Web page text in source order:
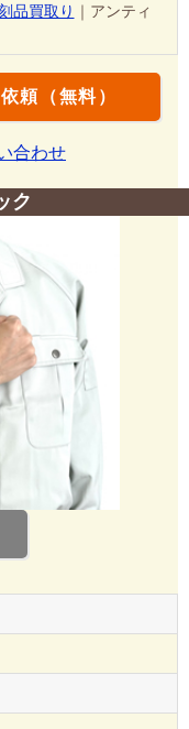
品買取り ｜アンティ
頼（無料）
合わせ
ク